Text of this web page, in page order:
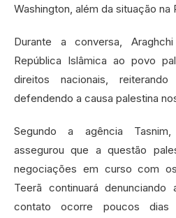
Washington, além da situação na
Durante a conversa,
República Islâmica ao povo
direitos nacionais,
defendendo a causa palestina
Segundo a agência
assegurou que a questão
negociações em curso com
Teerã continuará
contato ocorre poucos